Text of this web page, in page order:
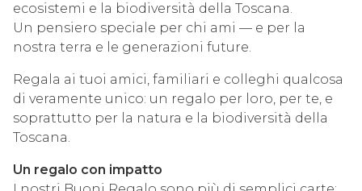
ecosistemi e la biodiversità della Toscana.
Un pensiero speciale per chi ami — e per la
nostra terra e le generazioni future.
Regala ai tuoi amici, familiari e colleghi qualcosa
di veramente unico: un regalo per loro, per te, e
soprattutto per la natura e la biodiversità della
Toscana.
Un regalo con impatto